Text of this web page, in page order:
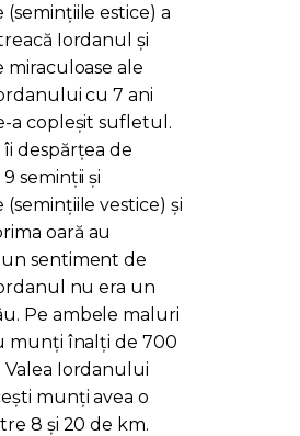
estice) a
Iordanul și
miraculoase ale
cu 7 ani
a copleșit sufletul.
despărțea de
seminții și
vestice) și
oară au
sentiment de
nu era un
Pe ambele maluri
munți înalți de 700
Valea Iordanului
munți avea o
8 și 20 de km.